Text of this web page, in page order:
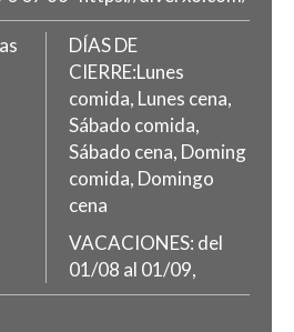
DÍAS DE
CIERRE:Lunes
comida, Lunes cena,
Sábado comida,
Sábado cena, Doming
comida, Domingo
cena
VACACIONES: del
01/08 al 01/09,